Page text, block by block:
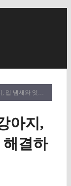
잇몸 문제 해결하기
아지,
해결하